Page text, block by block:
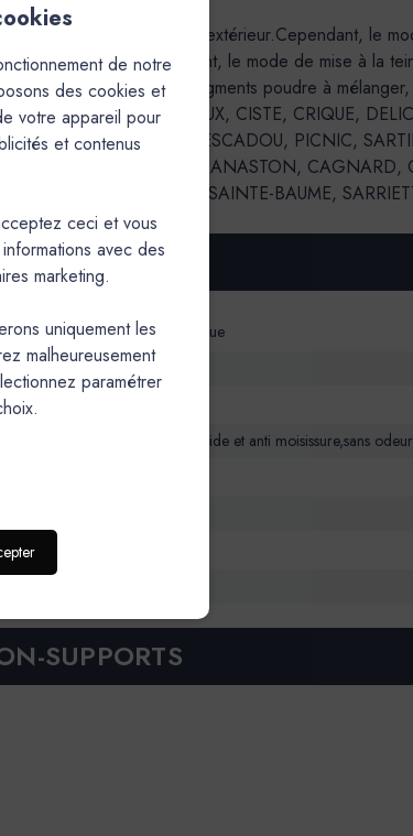
autant en intérieur qu'en extérieur.Cependant, le
extérieur.Cependant, le mode de mise à la
couleurs.En version Pigments poudre à
CAFOUCH, CAP ROUX, CISTE, CRIQUE,
ETOILE, OULIVIÉ, PESCADOU, PICNIC,
par l’Extérieur) : BANASTON,
RAVI, ROUSTIDO, SAINTE-BAUME,
de finition naturel et écologique
Intérieur/Extérieur
aux U.V,naturellement bactéricide et anti moisissure,sans
SUPPORTS
de notre
des cookies et
votre appareil pour
et contenus
ceci et vous
avec des
marketing.
uniquement les
malheureusement
paramétrer